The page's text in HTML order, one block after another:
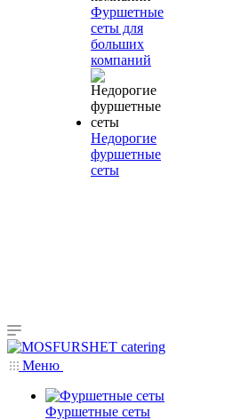
Фуршетные
сеты для
больших
компаний
Недорогие
фуршетные
сеты
Меню
Фуршетные сеты